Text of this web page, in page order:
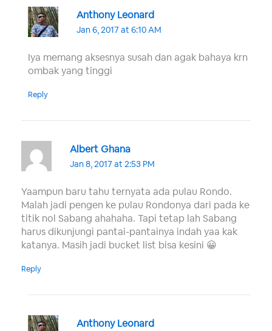
Anthony Leonard
Jan 6, 2017 at 6:10 AM
Iya memang aksesnya susah dan agak bahaya krn
ombak yang tinggi
Reply
Albert Ghana
Jan 8, 2017 at 2:53 PM
Yaampun baru tahu ternyata ada pulau Rondo.
Malah jadi pengen ke pulau Rondonya dari pada ke
titik nol Sabang ahahaha. Tapi tetap lah Sabang
harus dikunjungi pantai-pantainya indah yaa kak
katanya. Masih jadi bucket list bisa kesini 😀
Reply
Anthony Leonard